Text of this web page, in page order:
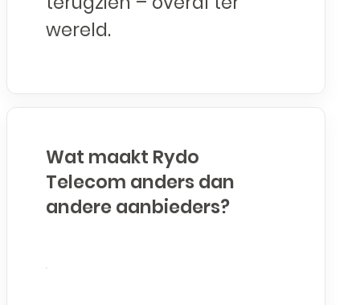
wereld.
Wat maakt Rydo
Telecom anders dan
andere aanbieders?